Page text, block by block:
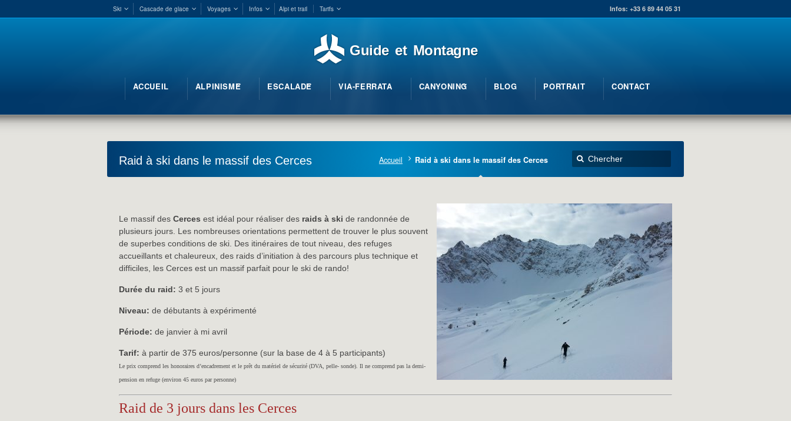
Ski Cascade de glace Voyages Infos Alpi et trail Tarifs Infos: +33 6 89 44 05 31
Guide et Montagne
ACCUEIL ALPINISME ESCALADE VIA-FERRATA CANYONING BLOG PORTRAIT CONTACT
Raid à ski dans le massif des Cerces Accueil Raid à ski dans le massif des Cerces
Le massif des Cerces est idéal pour réaliser des raids à ski de randonnée de
plusieurs jours. Les nombreuses orientations permettent de trouver le plus souvent
de superbes conditions de ski. Des itinéraires de tout niveau, des refuges
accueillants et chaleureux, des raids d’initiation à des parcours plus technique et
difficiles, les Cerces est un massif parfait pour le ski de rando!
Durée du raid: 3 et 5 jours
Niveau: de débutants à expérimenté
Période: de janvier à mi avril
Tarif: à partir de 375 euros/personne (sur la base de 4 à 5 participants)
Le prix comprend les honoraires d’encadrement et le prêt du matériel de sécurité (DVA, pelle- sonde). Il ne comprend pas la demi-
pension en refuge (environ 45 euros par personne)
Raid de 3 jours dans les Cerces